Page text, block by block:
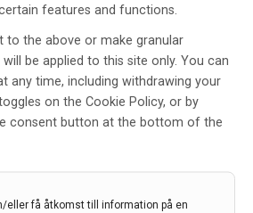
features and functions.
to the above or make granular
be applied to this site only. You can
any time, including withdrawing your
on the Cookie Policy, or by
consent button at the bottom of the
eller få åtkomst till information på en
foramen ovale vid
– Ny
i nationella